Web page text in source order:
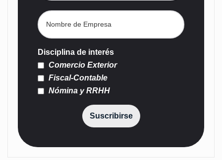
Disciplina de interés
Comercio Exterior
Fiscal-Contable
Nómina y RRHH
Suscribirse